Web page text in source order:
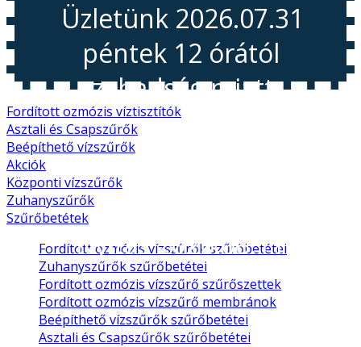
Üzletünk 2026.07.31
péntek 12 órától
szabadság miatt
Nyitás 2026.08.11
Fordított ozmózis víztisztítók
Asztali és Csapszűrők
Beépíthető vízszűrők
Akciók
Központi vízszűrők
Zuhanyszűrők
Szűrőbetétek
Fordított ozmózis vízszűrők szűrőbetétei
Zuhanyszűrők szűrőbetétei
Fordított ozmózis vízszűrő szűrőszettek
Fordított ozmózis vízszűrő membránok
Beépíthető vízszűrők szűrőbetétei
Asztali és Csapszűrők szűrőbetétei